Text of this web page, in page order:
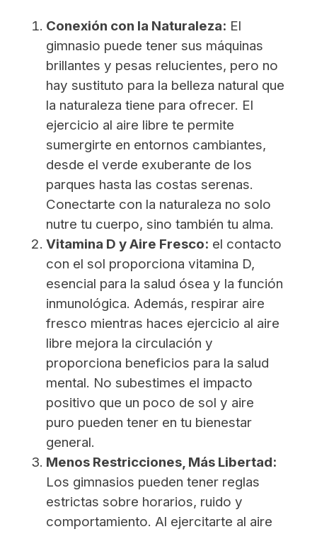
Conexión con la Naturaleza: El
gimnasio puede tener sus máquinas
brillantes y pesas relucientes, pero no
hay sustituto para la belleza natural que
la naturaleza tiene para ofrecer. El
ejercicio al aire libre te permite
sumergirte en entornos cambiantes,
desde el verde exuberante de los
parques hasta las costas serenas.
Conectarte con la naturaleza no solo
nutre tu cuerpo, sino también tu alma.
Vitamina D y Aire Fresco: el contacto
con el sol proporciona vitamina D,
esencial para la salud ósea y la función
inmunológica. Además, respirar aire
fresco mientras haces ejercicio al aire
libre mejora la circulación y
proporciona beneficios para la salud
mental. No subestimes el impacto
positivo que un poco de sol y aire
puro pueden tener en tu bienestar
general.
Menos Restricciones, Más Libertad:
Los gimnasios pueden tener reglas
estrictas sobre horarios, ruido y
comportamiento. Al ejercitarte al aire